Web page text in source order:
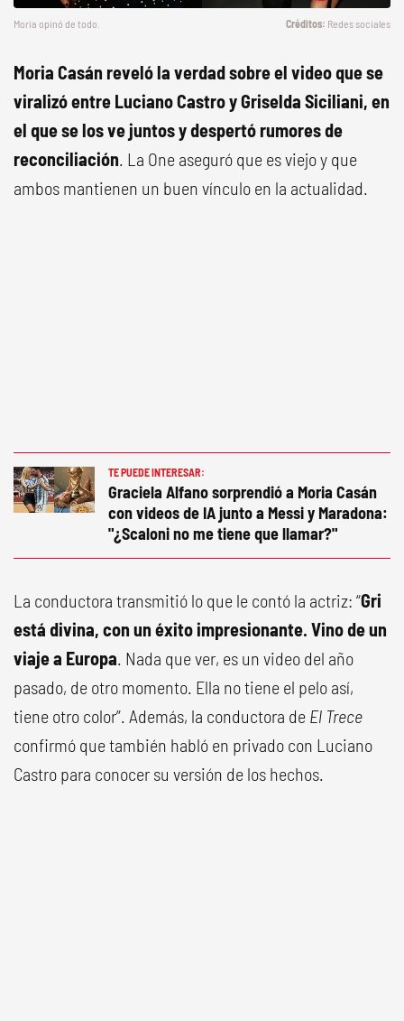
Moria opinó de todo. Redes sociales
Moria Casán reveló la verdad sobre el video que se
viralizó entre Luciano Castro y Griselda Siciliani, en
el que se los ve juntos y despertó rumores de
reconciliación. La One aseguró que es viejo y que
ambos mantienen un buen vínculo en la actualidad.
TE PUEDE INTERESAR:
Graciela Alfano sorprendió a Moria Casán
con videos de IA junto a Messi y Maradona:
"¿Scaloni no me tiene que llamar?"
La conductora transmitió lo que le contó la actriz: “Gri
está divina, con un éxito impresionante. Vino de un
viaje a Europa. Nada que ver, es un video del año
pasado, de otro momento. Ella no tiene el pelo así,
tiene otro color”. Además, la conductora de El Trece
confirmó que también habló en privado con Luciano
Castro para conocer su versión de los hechos.